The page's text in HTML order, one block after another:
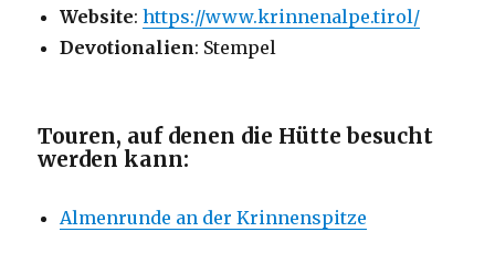
Website:https://www.krinnenalpe.tirol/
Devotionalien: Stempel
Touren, auf denen die Hütte besucht
werden kann:
Almenrunde an der Krinnenspitze